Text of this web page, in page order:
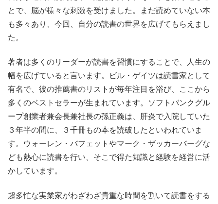
とで、脳が様々な刺激を受けました。まだ読めていない本
も多々あり、今回、自分の読書の世界を広げてもらえまし
た。
著者は多くのリーダーが読書を習慣にすることで、人生の
幅を広げていると言います。ビル・ゲイツは読書家として
有名で、彼の推薦書のリストが毎年注目を浴び、ここから
多くのベストセラーが生まれています。ソフトバンクグル
ープ創業者兼会長兼社長の孫正義は、肝炎で入院していた
３年半の間に、３千冊もの本を読破したといわれていま
す。ウォーレン・バフェットやマーク・ザッカーバーグな
ども熱心に読書を行い、そこで得た知識と経験を経営に活
かしています。
超多忙な実業家がわざわざ貴重な時間を割いて読書をする